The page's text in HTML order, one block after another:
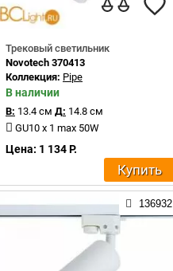
Трековый светильник
Novotech 370413
Коллекция: Pipe
В наличии
В: 13.4 см Д: 14.8 см
GU10 x 1 max 50W
Цена: 1 134 Р.
Купить
136932